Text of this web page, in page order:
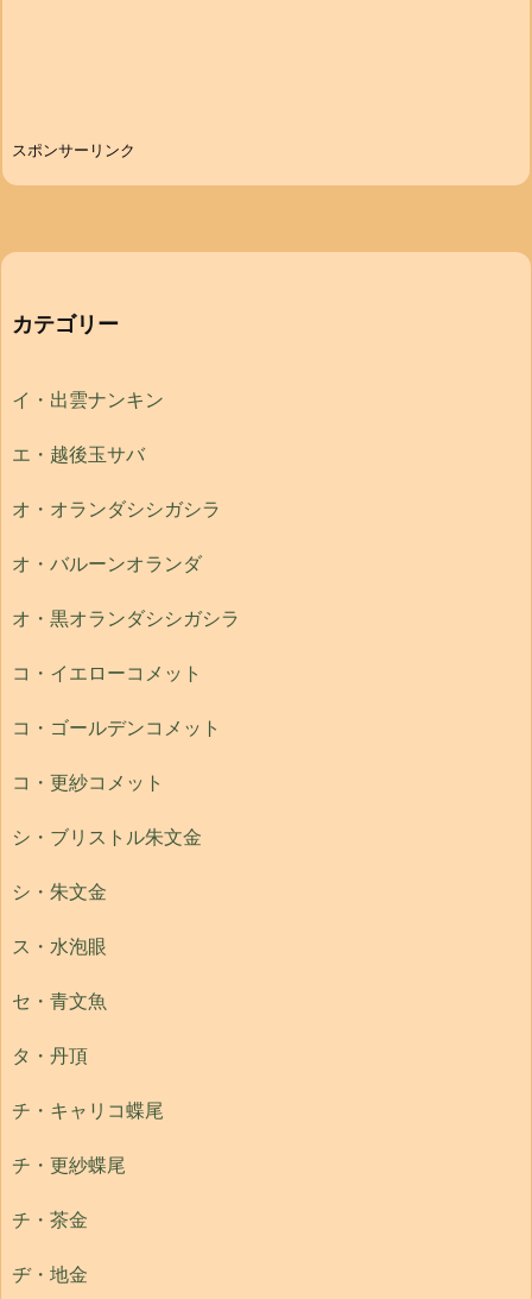
スポンサーリンク
カテゴリー
イ・出雲ナンキン
エ・越後玉サバ
オ・オランダシシガシラ
オ・バルーンオランダ
オ・黒オランダシシガシラ
コ・イエローコメット
コ・ゴールデンコメット
コ・更紗コメット
シ・ブリストル朱文金
シ・朱文金
ス・水泡眼
セ・青文魚
タ・丹頂
チ・キャリコ蝶尾
チ・更紗蝶尾
チ・茶金
ヂ・地金